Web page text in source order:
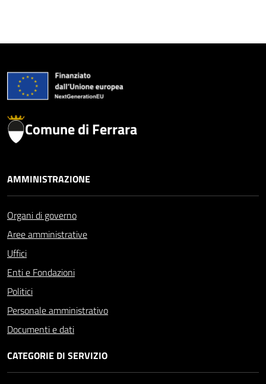
Comune di Ferrara
AMMINISTRAZIONE
Organi di governo
Aree amministrative
Uffici
Enti e Fondazioni
Politici
Personale amministrativo
Documenti e dati
CATEGORIE DI SERVIZIO